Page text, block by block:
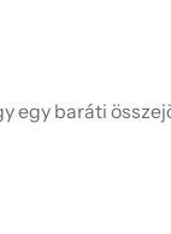
egy baráti